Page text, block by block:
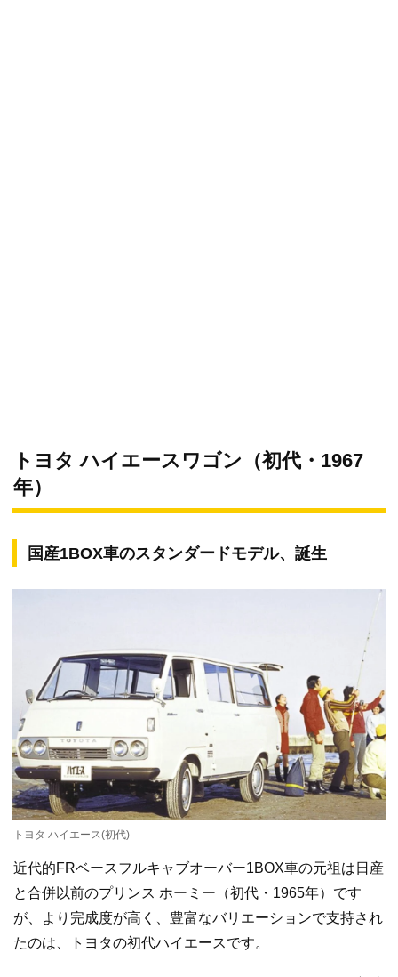
トヨタ ハイエースワゴン（初代・1967
年）
国産1BOX車のスタンダードモデル、誕生
トヨタ ハイエース(初代)
近代的FRベースフルキャブオーバー1BOX車の元祖は日産
と合併以前のプリンス ホーミー（初代・1965年）です
が、より完成度が高く、豊富なバリエーションで支持され
たのは、トヨタの初代ハイエースです。